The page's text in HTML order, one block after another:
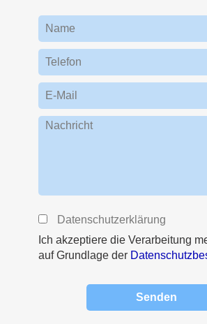
Name
Telefon
E-Mail
Nachricht
Datenschutzerklärung
Ich akzeptiere die Verarbeitung
auf Grundlage der